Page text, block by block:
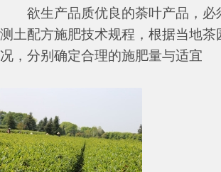
欲生产品质优良的荼叶产品，必
测土配方施肥技术规程，根据当地茶
况，分别确定合理的施肥量与适宜